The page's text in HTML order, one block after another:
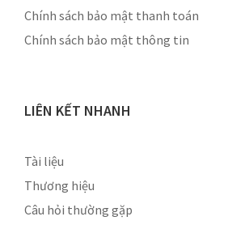
Chính sách bảo mật thanh toán
Chính sách bảo mật thông tin
LIÊN KẾT NHANH
Tài liệu
Thương hiệu
Câu hỏi thường gặp